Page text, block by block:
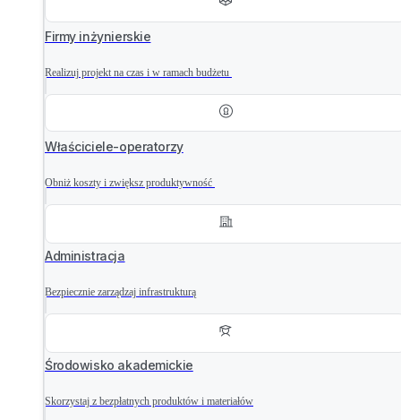
Firmy inżynierskie
Realizuj projekt na czas i w ramach budżetu
Właściciele-operatorzy
Obniż koszty i zwiększ produktywność
Administracja
Bezpiecznie zarządzaj infrastrukturą
Środowisko akademickie
Skorzystaj z bezpłatnych produktów i materiałów